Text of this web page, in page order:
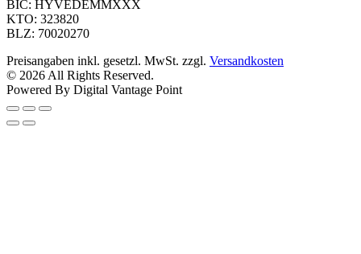
BIC: HYVEDEMMXXX
KTO: 323820
BLZ: 70020270
Preisangaben inkl. gesetzl. MwSt. zzgl. Versandkosten
© 2026 All Rights Reserved.
Powered By Digital Vantage Point